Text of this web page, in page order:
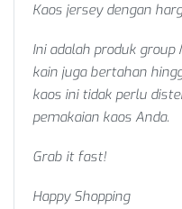
Kaos jersey dengan
Ini adalah produk
kain juga bertahan
kaos ini tidak perlu
pemakaian kaos Anda.
Grab it fast!
Happy Shopping